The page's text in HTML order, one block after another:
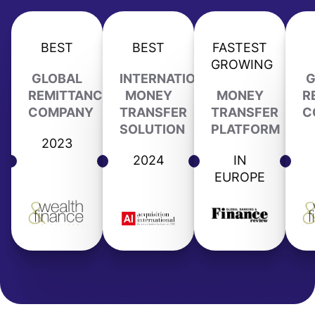
BEST
GLOBAL
REMITTANCE
COMPANY
2023
BEST
INTERNATIONAL
MONEY
TRANSFER
SOLUTION
2024
FASTEST
GROWING
MONEY
TRANSFER
PLATFORM
IN
EUROPE